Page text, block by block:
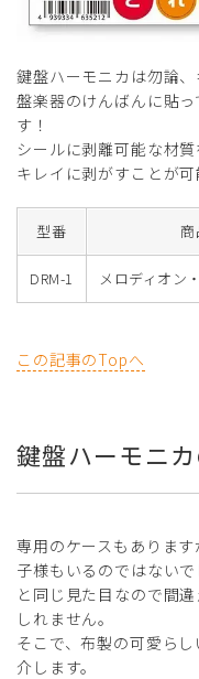
鍵盤ハーモニカは勿論
盤楽器のけんばんに貼
す！
シールに剥離可能な材
キレイに剥がすことが可
型番 商
DRM-1 メロディオン
この記事のTopへ
鍵盤ハーモニ
専用のケースもありま
子様もいるのではない
と同じ見た目なので間
しれません。
そこで、布製の可愛ら
介します。